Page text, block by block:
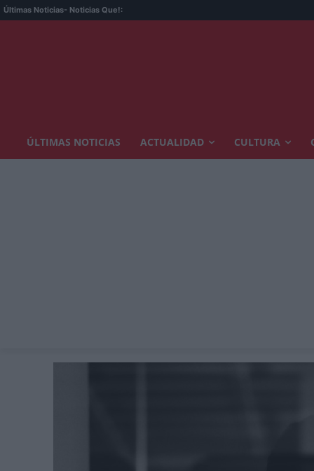
Últimas Noticias- Noticias Que!:
ÚLTIMAS NOTICIAS ACTUALIDAD CULTURA